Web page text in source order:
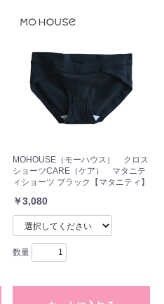
MOHOUSE（モーハウス） クロス
ショーツCARE（ケア） マタニテ
ィショーツ ブラック【マタニティ】
￥3,080
数量